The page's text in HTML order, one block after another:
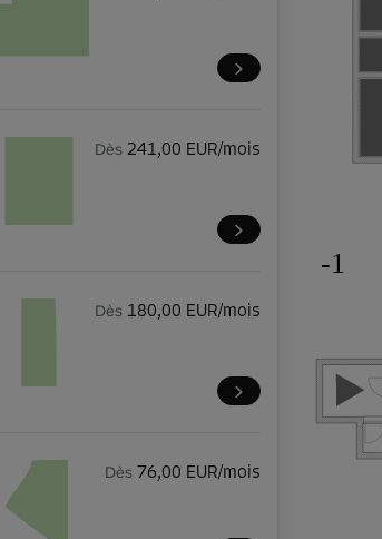
Dès 241,00 EUR/mois
Dès 180,00 EUR/mois
Dès 76,00 EUR/mois
-1